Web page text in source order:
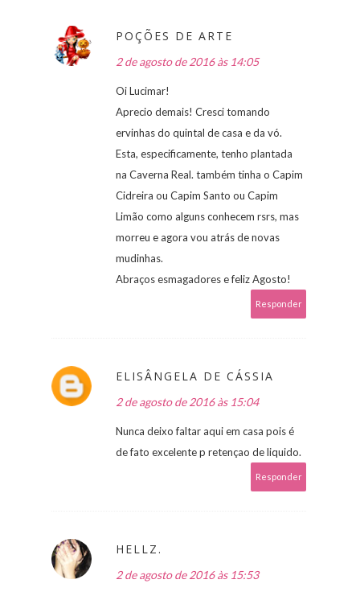
POÇÕES DE ARTE
2 de agosto de 2016 às 14:05
Oi Lucimar!
Aprecio demais! Cresci tomando
ervinhas do quintal de casa e da vó.
Esta, especificamente, tenho plantada
na Caverna Real. também tinha o Capim
Cidreira ou Capim Santo ou Capim
Limão como alguns conhecem rsrs, mas
morreu e agora vou atrás de novas
mudinhas.
Abraços esmagadores e feliz Agosto!
Responder
ELISÂNGELA DE CÁSSIA
2 de agosto de 2016 às 15:04
Nunca deixo faltar aqui em casa pois é
de fato excelente p retençao de liquido.
Responder
HELLZ.
2 de agosto de 2016 às 15:53